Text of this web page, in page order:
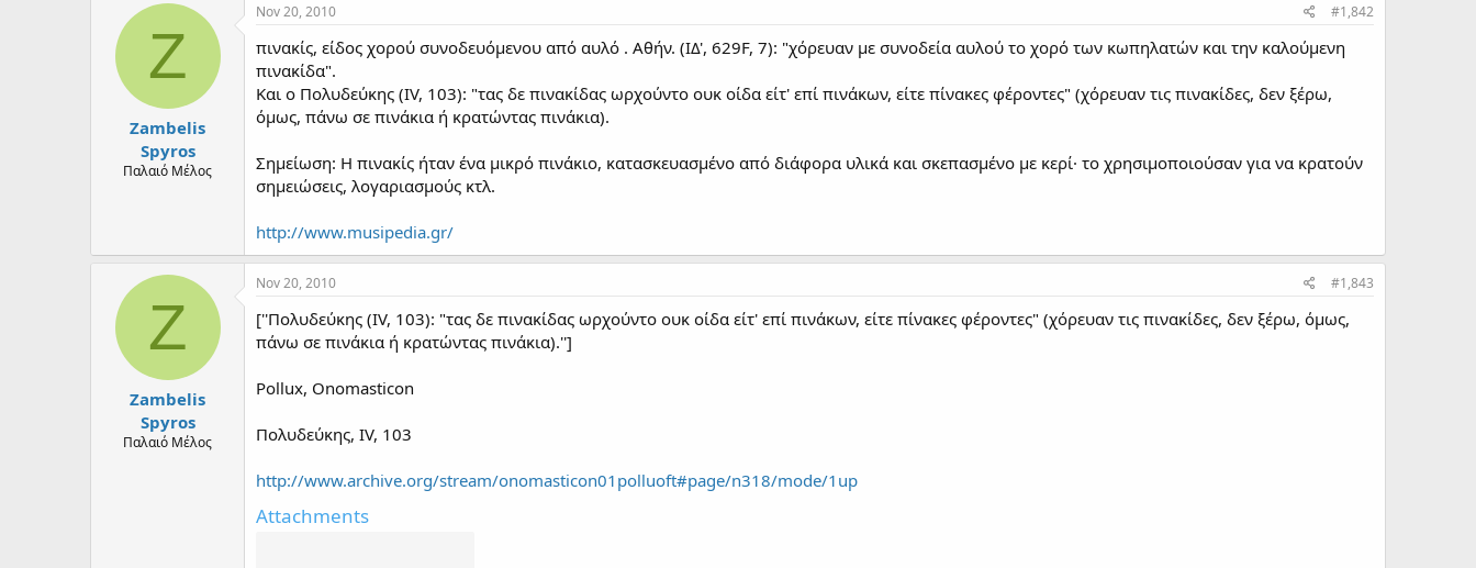
Z
Zambelis
Spyros
Παλαιό Μέλος
Nov 20, 2010 #1,842
πινακίς, είδος χορού συνοδευόμενου από αυλό . Αθήν. (ΙΔ', 629F, 7): "χόρευαν με συνοδεία αυλού το χορό των κωπηλατών και την καλούμενη
πινακίδα".
Και ο Πολυδεύκης (IV, 103): "τας δε πινακίδας ωρχούντο ουκ οίδα είτ' επί πινάκων, είτε πίνακες φέροντες" (χόρευαν τις πινακίδες, δεν ξέρω,
όμως, πάνω σε πινάκια ή κρατώντας πινάκια).
Σημείωση: Η πινακίς ήταν ένα μικρό πινάκιο, κατασκευασμένο από διάφορα υλικά και σκεπασμένο με κερί· το χρησιμοποιούσαν για να κρατούν
σημειώσεις, λογαριασμούς κτλ.
http://www.musipedia.gr/
Z
Zambelis
Spyros
Παλαιό Μέλος
Nov 20, 2010 #1,843
[''Πολυδεύκης (IV, 103): "τας δε πινακίδας ωρχούντο ουκ οίδα είτ' επί πινάκων, είτε πίνακες φέροντες" (χόρευαν τις πινακίδες, δεν ξέρω, όμως,
πάνω σε πινάκια ή κρατώντας πινάκια).'']
Pollux, Onomasticon
Πολυδεύκης, IV, 103
http://www.archive.org/stream/onomasticon01polluoft#page/n318/mode/1up
Attachments